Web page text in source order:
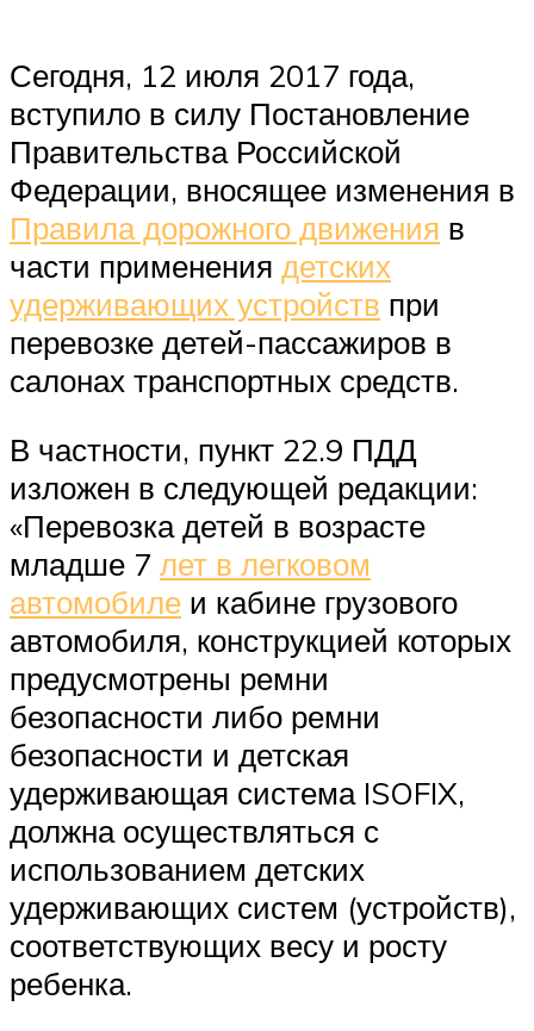
Сегодня, 12 июля 2017 года,
вступило в силу Постановление
Правительства Российской
Федерации, вносящее изменения в
Правила дорожного движения в
части применения детских
удерживающих устройств при
перевозке детей-пассажиров в
салонах транспортных средств.
В частности, пункт 22.9 ПДД
изложен в следующей редакции:
«Перевозка детей в возрасте
младше 7 лет в легковом
автомобиле и кабине грузового
автомобиля, конструкцией которых
предусмотрены ремни
безопасности либо ремни
безопасности и детская
удерживающая система ISOFIX,
должна осуществляться с
использованием детских
удерживающих систем (устройств),
соответствующих весу и росту
ребенка.